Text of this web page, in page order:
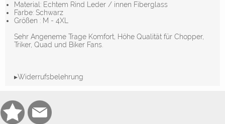
Material: Echtem Rind Leder / innen Fiberglass
Farbe: Schwarz
Größen : M - 4XL
Sehr Angeneme Trage Komfort, Höhe Qualität für Chopper,
Triker, Quad und Biker Fans.
▸Widerrufsbelehrung